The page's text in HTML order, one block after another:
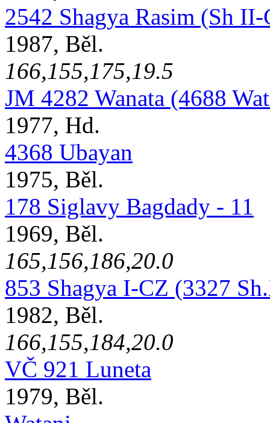
2542 Shagya Rasim (Sh
1987, Běl.
166,155,175,19.5
JM 4282 Wanata (4688
1977, Hd.
4368 Ubayan
1975, Běl.
178 Siglavy Bagdady - 11
1969, Běl.
165,156,186,20.0
853 Shagya I-CZ (3327
1982, Běl.
166,155,184,20.0
VČ 921 Luneta
1979, Běl.